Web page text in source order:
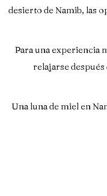
desierto de Namib, las
Para una experiencia
relajarse
Una luna de miel en